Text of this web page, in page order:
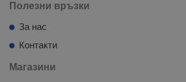
Полезни връзки
За нас
Контакти
Магазини